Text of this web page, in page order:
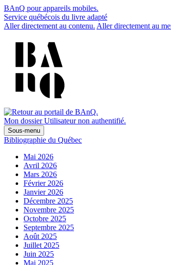
BAnQ pour appareils mobiles.
Service québécois du livre adapté
Aller directement au contenu. Aller directement au
Mon dossier Utilisateur non authentifié.
Sous-menu
Bibliographie du Québec
Mai 2026
Avril 2026
Mars 2026
Février 2026
Janvier 2026
Décembre 2025
Novembre 2025
Octobre 2025
Septembre 2025
Août 2025
Juillet 2025
Juin 2025
Mai 2025